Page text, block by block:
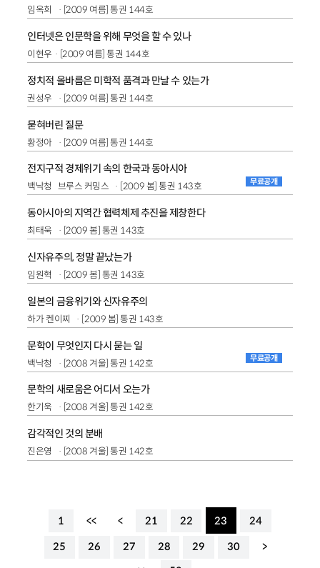
임옥희 [2009 여름] 통권 144호
인터넷은 인문학을 위해 무엇을 할 수 있나
이현우 [2009 여름] 통권 144호
정치적 올바름은 미학적 품격과 만날 수 있는가
권성우 [2009 여름] 통권 144호
묻혀버린 질문
황정아 [2009 여름] 통권 144호
전지구적 경제위기 속의 한국과 동아시아
백낙청 브루스 커밍스 [2009 봄] 통권 143호 무료공개
동아시아의 지역간 협력체제 추진을 제창한다
최태욱 [2009 봄] 통권 143호
신자유주의, 정말 끝났는가
임원혁 [2009 봄] 통권 143호
일본의 금융위기와 신자유주의
하가 켄이찌 [2009 봄] 통권 143호
문학이 무엇인지 다시 묻는 일
백낙청 [2008 겨울] 통권 142호 무료공개
문학의 새로움은 어디서 오는가
한기욱 [2008 겨울] 통권 142호
감각적인 것의 분배
진은영 [2008 겨울] 통권 142호
1 << < 21 22 23 24
25 26 27 28 29 30
>